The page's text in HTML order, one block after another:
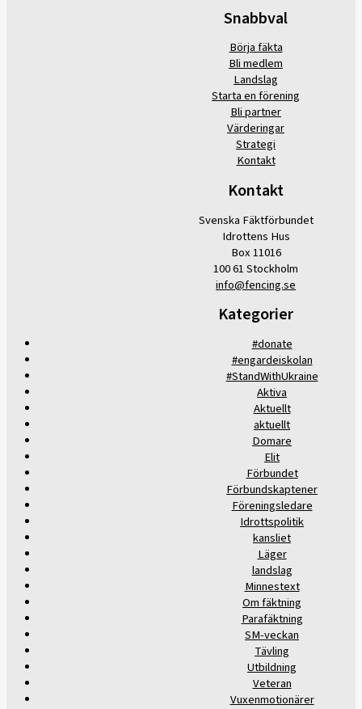
Snabbval
Börja fäkta
Bli medlem
Landslag
Starta en förening
Bli partner
Värderingar
Strategi
Kontakt
Kontakt
Svenska Fäktförbundet
Idrottens Hus
Box 11016
100 61 Stockholm
info@fencing.se
Kategorier
#donate
#engardeiskolan
#StandWithUkraine
Aktiva
Aktuellt
aktuellt
Domare
Elit
Förbundet
Förbundskaptener
Föreningsledare
Idrottspolitik
kansliet
Läger
landslag
Minnestext
Om fäktning
Parafäktning
SM-veckan
Tävling
Utbildning
Veteran
Vuxenmotionärer